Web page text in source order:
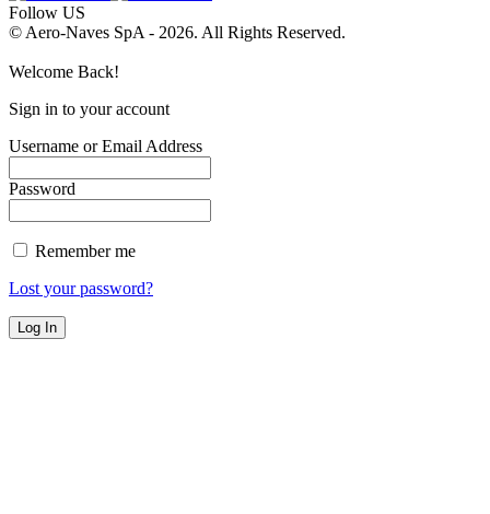
Follow US
© Aero-Naves SpA - 2026. All Rights Reserved.
Welcome Back!
Sign in to your account
Username or Email Address
Password
Remember me
Lost your password?